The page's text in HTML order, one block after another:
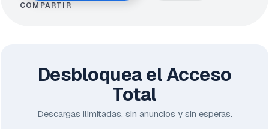
COMPARTIR
Desbloquea el Acceso
Total
Descargas ilimitadas, sin anuncios y sin esperas.